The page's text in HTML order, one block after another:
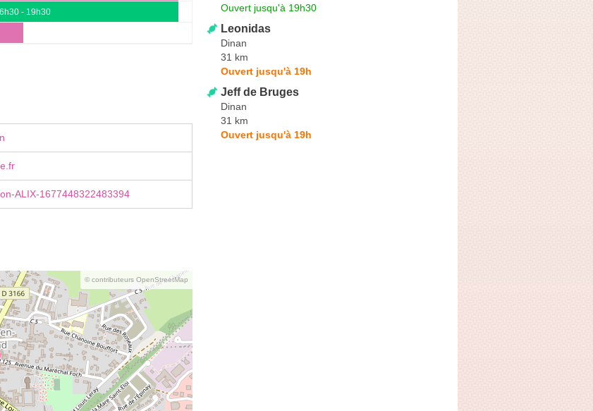
6h30 - 19h30
ALIX-1677448322483394
© contributeurs OpenStreetMap
Ouvert jusqu'à 19h30
Leonidas
Dinan
31 km
Ouvert jusqu'à 19h
Jeff de Bruges
Dinan
31 km
Ouvert jusqu'à 19h